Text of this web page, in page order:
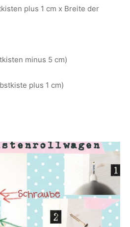
plus 1 cm x Breite der
minus 5 cm)
plus 1 cm)